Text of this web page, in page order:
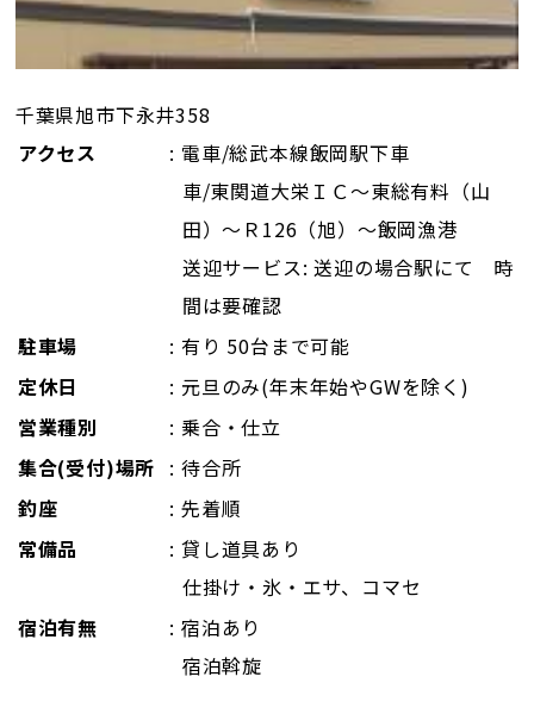
千葉県旭市下永井358
アクセス
: 電車/総武本線飯岡駅下車
車/東関道大栄ＩＣ～東総有料（山
田）～Ｒ126（旭）～飯岡漁港
送迎サービス: 送迎の場合駅にて 時
間は要確認
駐車場
: 有り 50台まで可能
定休日
: 元旦のみ(年末年始やGWを除く)
営業種別
: 乗合・仕立
集合(受付)場所 : 待合所
釣座
: 先着順
常備品
: 貸し道具あり
仕掛け・氷・エサ、コマセ
宿泊有無
: 宿泊あり
宿泊斡旋